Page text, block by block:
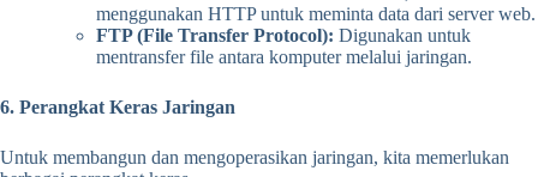
menggunakan HTTP untuk meminta data dari server web.
FTP (File Transfer Protocol): Digunakan untuk
mentransfer file antara komputer melalui jaringan.
6. Perangkat Keras Jaringan
Untuk membangun dan mengoperasikan jaringan, kita memerlukan